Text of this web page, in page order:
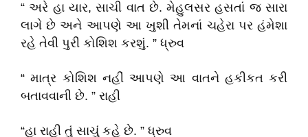
“ અરે હા યાર, સાચી વાત છે. મેહુલસર હસતાં જ સારા
લાગે છે અને આપણે આ ખુશી તેમનાં ચહેરા પર હંમેશા
રહે તેવી પુરી કોશિશ કરશું. ” ધ્રુવ
“ માત્ર કોશિશ નહીં આપણે આ વાતને હકીકત કરી
બતાવવાની છે. ” રાહી
“હા રાહી તું સાચું કહે છે. ” ધ્રુવ